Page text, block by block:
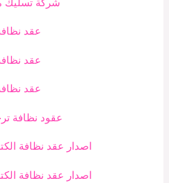
عقد
عقد
عقد
عقود نظافة
اصدار عقد نظافة
اصدار عقد نظافة